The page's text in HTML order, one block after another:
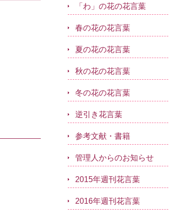
「わ」の花の花言葉
春の花の花言葉
夏の花の花言葉
秋の花の花言葉
冬の花の花言葉
逆引き花言葉
参考文献・書籍
管理人からのお知らせ
2015年週刊花言葉
2016年週刊花言葉